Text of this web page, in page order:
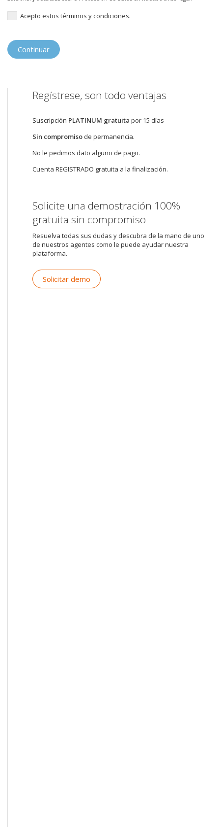
Acepto estos términos y condiciones.
Regístrese, son todo ventajas
Suscripción PLATINUM gratuita por 15 días
Sin compromiso de permanencia.
No le pedimos dato alguno de pago.
Cuenta REGISTRADO gratuita a la finalización.
Solicite una demostración 100%
gratuita sin compromiso
Resuelva todas sus dudas y descubra de la mano de uno
de nuestros agentes como le puede ayudar nuestra
plataforma.
Solicitar demo